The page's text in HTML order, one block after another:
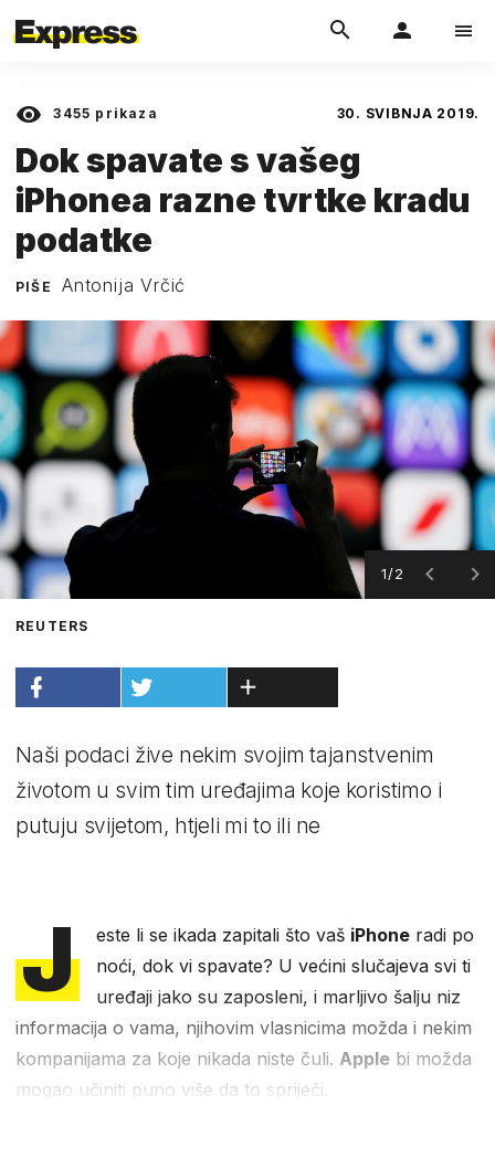
3455 prikaza 30. SVIBNJA 2019.
Dok spavate s vašeg
iPhonea razne tvrtke kradu
podatke
PIŠE Antonija Vrčić
1/2
REUTERS
Naši podaci žive nekim svojim tajanstvenim
životom u svim tim uređajima koje koristimo i
putuju svijetom, htjeli mi to ili ne
J este li se ikada zapitali što vaš iPhone radi po
noći, dok vi spavate? U većini slučajeva svi ti
uređaji jako su zaposleni, i marljivo šalju niz
informacija o vama, njihovim vlasnicima možda i nekim
kompanijama za koje nikada niste čuli. Apple bi možda
mogao učiniti puno više da to spriječi.